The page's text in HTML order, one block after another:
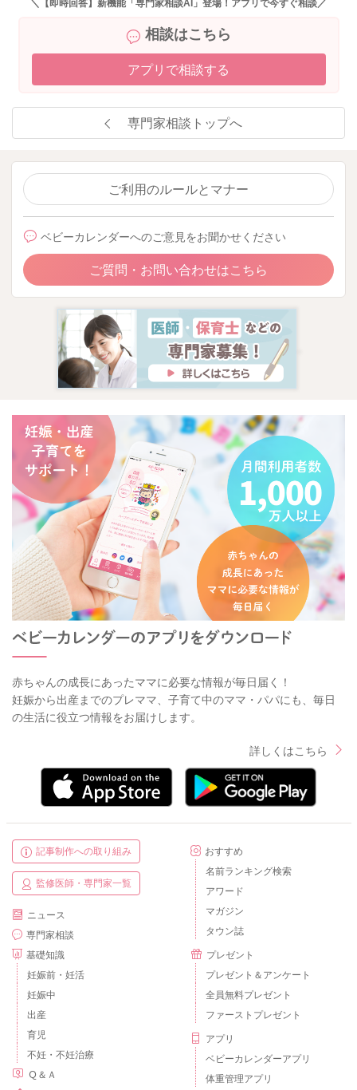
＼【即時回答】新機能「専門家相談AI」登場！アプリで今すぐ相談／
相談はこちら
アプリで相談する
専門家相談トップへ
ご利用のルールとマナー
ベビーカレンダーへのご意見をお聞かせください
ご質問・お問い合わせはこちら
赤ちゃんの成長にあったママに必要な情報が毎日届く！
妊娠から出産までのプレママ、子育て中のママ・パパにも、毎日
の生活に役立つ情報をお届けします。
詳しくはこちら
記事制作への取り組み
監修医師・専門家一覧
ニュース
専門家相談
基礎知識
妊娠前・妊活
妊娠中
出産
育児
不妊・不妊治療
Ｑ＆Ａ
おすすめ
名前ランキング検索
アワード
マガジン
タウン誌
プレゼント
プレゼント＆アンケート
全員無料プレゼント
ファーストプレゼント
アプリ
ベビーカレンダーアプリ
体重管理アプリ